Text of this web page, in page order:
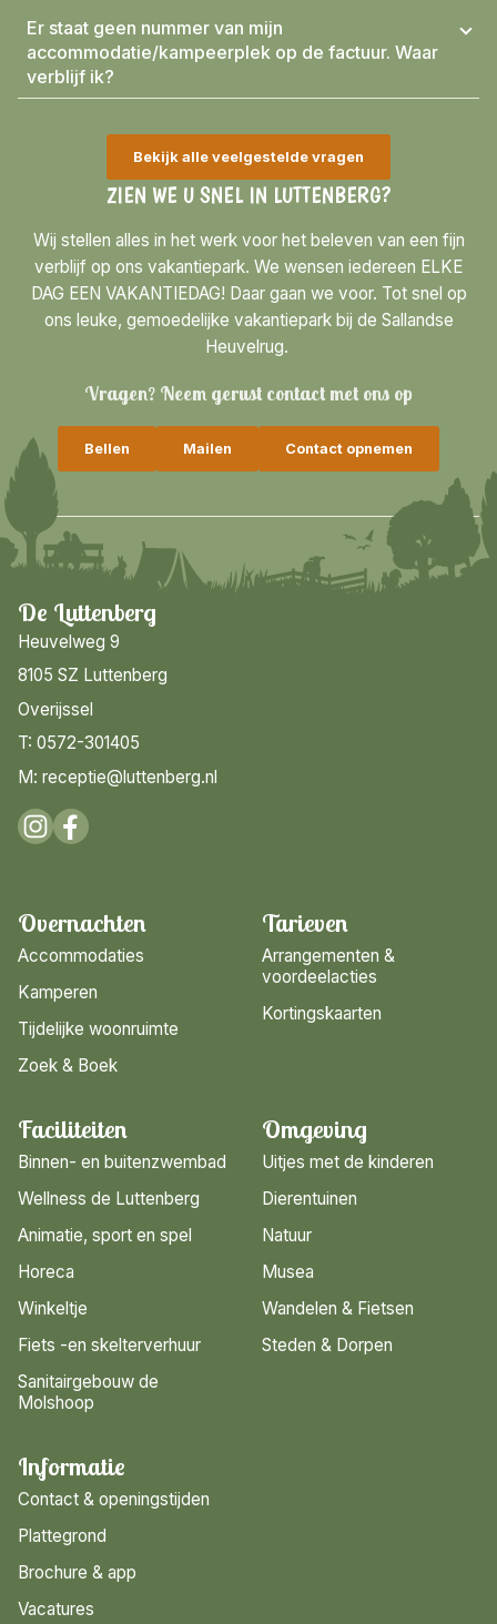
ZIEN WE U SNEL IN LUTTENBERG?
Wij stellen alles in het werk voor het beleven van een fijn
verblijf op ons vakantiepark. We wensen iedereen ELKE
DAG EEN VAKANTIEDAG! Daar gaan we voor. Tot snel op
ons leuke, gemoedelijke vakantiepark bij de Sallandse
Heuvelrug.
Vragen? Neem gerust contact met ons op
Bellen Mailen Contact opnemen
Er staat geen nummer van mijn
accommodatie/kampeerplek op de factuur. Waar
verblijf ik?
Bekijk alle veelgestelde vragen
De Luttenberg
Heuvelweg 9
8105 SZ Luttenberg
Overijssel
T: 0572-301405
M: receptie@luttenberg.nl
Overnachten
Accommodaties
Kamperen
Tijdelijke woonruimte
Zoek & Boek
Tarieven
Arrangementen &
voordeelacties
Kortingskaarten
Faciliteiten
Binnen- en buitenzwembad
Wellness de Luttenberg
Animatie, sport en spel
Horeca
Winkeltje
Fiets -en skelterverhuur
Sanitairgebouw de
Molshoop
Omgeving
Uitjes met de kinderen
Dierentuinen
Natuur
Musea
Wandelen & Fietsen
Steden & Dorpen
Informatie
Contact & openingstijden
Plattegrond
Brochure & app
Vacatures